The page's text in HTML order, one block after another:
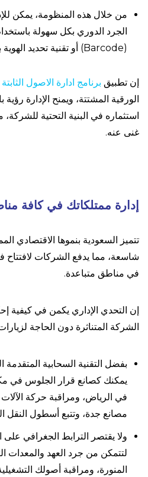
من خلال هذه المنظومة، يمكن
الجرد الدوري بكل سهولة
(Barcode) أو تقنية تحديد الهوية بموجات الراديو (RFID).
إن تطبيق برنامج ادارة الاصول الثابتة
الورقية المشتتة، ويمنح الإدارة
استثماره في البنية التحتية للشركة،
غنى عنه.
إدارة ممتلكاتك في كافة
تتميز السعودية بنموها الاقتصادي
شاسعة، مما يدفع الشركات
في مناطق متباعدة.
إن التحدي الإداري يكمن في كيفية
الشركة المتناثرة دون الحاجة
بفضل التقنية السحابية المتقدمة
يمكنك كصانع قرار الجلوس في
في الرياض، ومراقبة حركة
مصانع جدة، وتتبع أسطول النقل
ولا يقتصر الترابط الجغرافي على
لتتمكن من جرد العهد والمعدات
المنورة، ومراقبة أصولك